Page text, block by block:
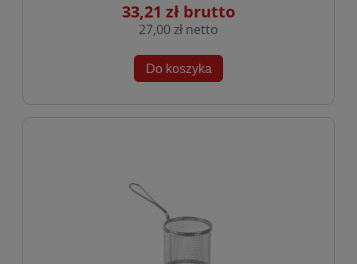
33,21 zł
27,00 zł
Do koszyka